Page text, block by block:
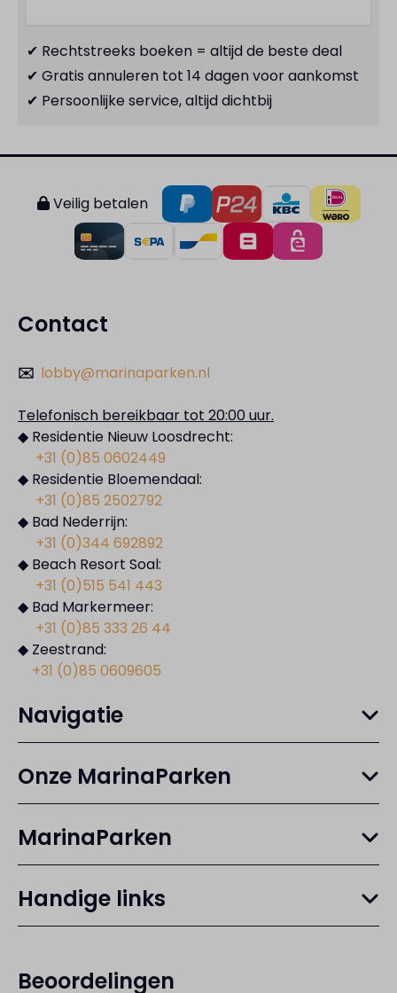
✔ Rechtstreeks boeken = altijd de beste deal
✔ Gratis annuleren tot 14 dagen voor aankomst
✔ Persoonlijke service, altijd dichtbij
Veilig betalen
Contact
✉️ lobby@marinaparken.nl
Telefonisch bereikbaar tot 20:00 uur.
◆ Residentie Nieuw Loosdrecht:
+31 (0)85 0602449
◆ Residentie Bloemendaal:
+31 (0)85 2502792
◆ Bad Nederrijn:
+31 (0)344 692892
◆ Beach Resort Soal:
+31 (0)515 541 443
◆ Bad Markermeer:
+31 (0)85 333 26 44
◆ Zeestrand:
+31 (0)85 0609605
Navigatie
Onze MarinaParken
MarinaParken
Handige links
Beoordelingen